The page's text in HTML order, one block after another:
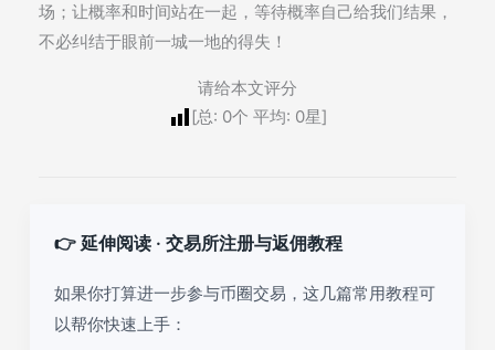
场；让概率和时间站在一起，等待概率自己给我们结果，
不必纠结于眼前一城一地的得失！
请给本文评分
[总: 0个 平均: 0星]
👉 延伸阅读 · 交易所注册与返佣教程
如果你打算进一步参与币圈交易，这几篇常用教程可
以帮你快速上手：